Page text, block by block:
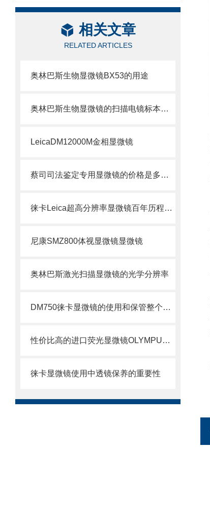
相关文章
RELATED ARTICLES
奥林巴斯生物显微镜BX53的用途
奥林巴斯生物显微镜的扫描电镜标本制备方法
LeicaDM12000M金相显微镜
蔡司司法鉴定专用显微镜的价格是多少？
徕卡Leica超高分辨率显微镜百年历程效果更清晰北京徕卡
尼康SMZ800体视显微镜显微镜
奥林巴斯激光扫描显微镜的光学分辨率
DM750徕卡显微镜的使用和保管整个过程都有密切关系
性价比高的进口荧光显微镜OLYMPUSBX43
徕卡显微镜使用中透镜保养的重要性